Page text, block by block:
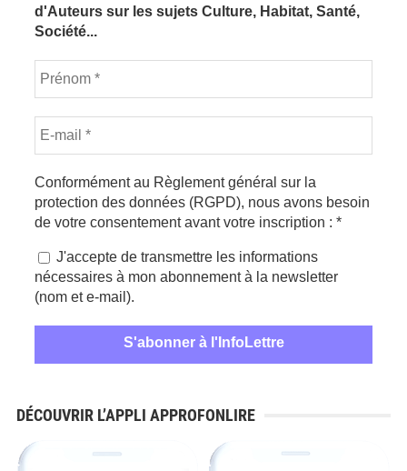
d'Auteurs sur les sujets Culture, Habitat, Santé,
Société...
Conformément au Règlement général sur la
protection des données (RGPD), nous avons besoin
de votre consentement avant votre inscription : *
J'accepte de transmettre les informations
nécessaires à mon abonnement à la newsletter
(nom et e-mail).
DÉCOUVRIR L’APPLI APPROFONLIRE